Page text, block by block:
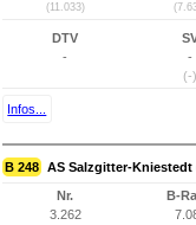
(11.033)
DTV
-
-
(-)
Infos...
B 248 AS Salzgitter-Kniestedt
Nr.
3.262
B-